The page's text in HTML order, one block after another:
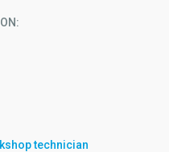
technician